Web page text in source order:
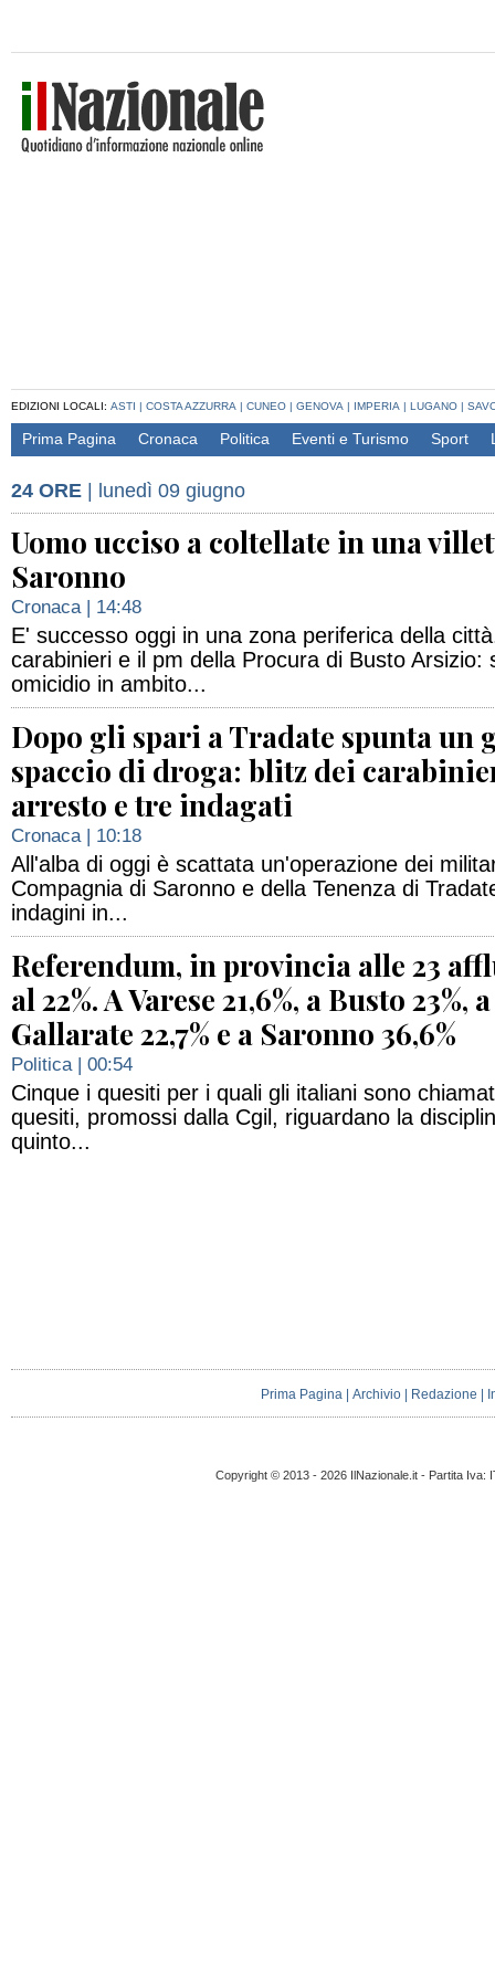
EDIZIONI LOCALI: ASTI | COSTA AZZURRA | CUNEO | GENOVA | IMPERIA | LUGANO |
Prima Pagina Cronaca Politica Eventi e Turismo Sport
24 ORE | lunedì 09 giugno
Uomo ucciso a coltellate in una
Saronno
Cronaca| 14:48
E' successo oggi in una zona periferica della
carabinieri e il pm della Procura di Busto Arsizio:
omicidio in ambito...
Dopo gli spari a Tradate spunta un
spaccio di droga: blitz dei
arresto e tre indagati
Cronaca| 10:18
All'alba di oggi è scattata un'operazione dei
Compagnia di Saronno e della Tenenza di
indagini in...
Referendum, in provincia alle 23
al 22%. A Varese 21,6%, a Busto 23%, a
Gallarate 22,7% e a Saronno 36,6%
Politica| 00:54
Cinque i quesiti per i quali gli italiani sono
quesiti, promossi dalla Cgil, riguardano la
quinto...
Prima Pagina |Archivio Redazione
Copyright © 2013 - 2026 IlNazionale.it - Partita Iva: